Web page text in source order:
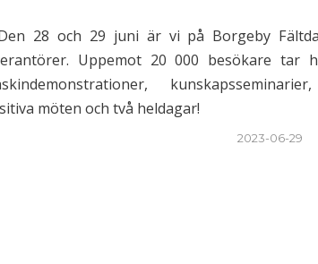
28 och 29 juni är vi på Borgeby
Uppemot 20 000 besökare tar
möten och två heldagar!
2023-06-29